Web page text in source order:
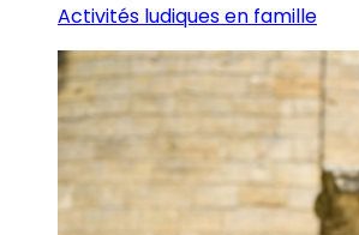
Activités ludiques en famille